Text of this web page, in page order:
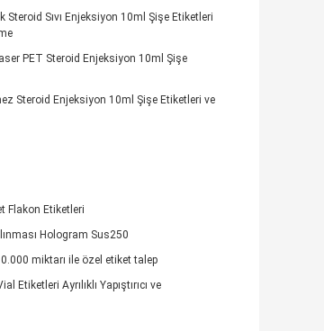
Steroid Sıvı Enjeksiyon 10ml Şişe Etiketleri
PET Steroid Enjeksiyon 10ml Şişe
Steroid Enjeksiyon 10ml Şişe Etiketleri ve
Flakon Etiketleri
Hologram Sus250
miktarı ile özel etiket talep
Etiketleri Ayrılıklı Yapıştırıcı ve